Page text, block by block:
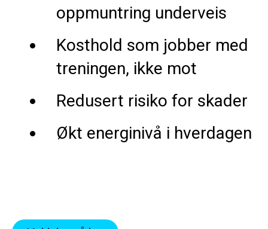
oppmuntring underveis
Kosthold som jobber med
treningen, ikke mot
Redusert risiko for skader
Økt energinivå i hverdagen